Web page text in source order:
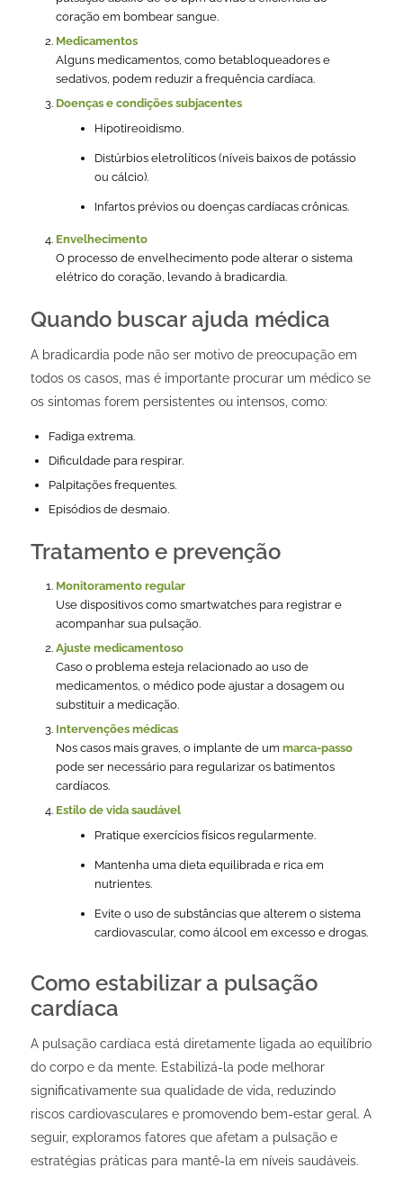
coração em bombear sangue.
Medicamentos
Alguns medicamentos, como betabloqueadores e
sedativos, podem reduzir a frequência cardíaca.
Doenças e condições subjacentes
Hipotireoidismo.
Distúrbios eletrolíticos (níveis baixos de potássio
ou cálcio).
Infartos prévios ou doenças cardíacas crônicas.
Envelhecimento
O processo de envelhecimento pode alterar o sistema
elétrico do coração, levando à bradicardia.
Quando buscar ajuda médica
A bradicardia pode não ser motivo de preocupação em
todos os casos, mas é importante procurar um médico se
os sintomas forem persistentes ou intensos, como:
Fadiga extrema.
Dificuldade para respirar.
Palpitações frequentes.
Episódios de desmaio.
Tratamento e prevenção
Monitoramento regular
Use dispositivos como smartwatches para registrar e
acompanhar sua pulsação.
Ajuste medicamentoso
Caso o problema esteja relacionado ao uso de
medicamentos, o médico pode ajustar a dosagem ou
substituir a medicação.
Intervenções médicas
Nos casos mais graves, o implante de um marca-passo
pode ser necessário para regularizar os batimentos
cardíacos.
Estilo de vida saudável
Pratique exercícios físicos regularmente.
Mantenha uma dieta equilibrada e rica em
nutrientes.
Evite o uso de substâncias que alterem o sistema
cardiovascular, como álcool em excesso e drogas.
Como estabilizar a pulsação
cardíaca
A pulsação cardíaca está diretamente ligada ao equilíbrio
do corpo e da mente. Estabilizá-la pode melhorar
significativamente sua qualidade de vida, reduzindo
riscos cardiovasculares e promovendo bem-estar geral. A
seguir, exploramos fatores que afetam a pulsação e
estratégias práticas para mantê-la em níveis saudáveis.